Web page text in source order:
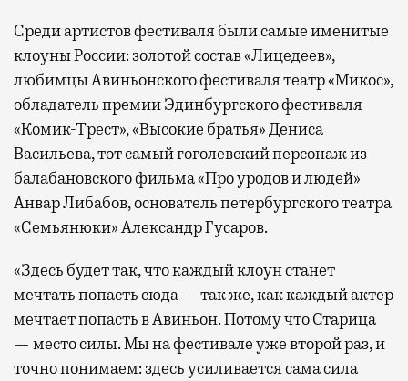
Среди артистов фестиваля были самые именитые
клоуны России: золотой состав «Лицедеев»,
любимцы Авиньонского фестиваля театр «Микос»,
обладатель премии Эдинбургского фестиваля
«Комик-Трест», «Высокие братья» Дениса
Васильева, тот самый гоголевский персонаж из
балабановского фильма «Про уродов и людей»
Анвар Либабов, основатель петербургского театра
«Семьянюки» Александр Гусаров.
«Здесь будет так, что каждый клоун станет
мечтать попасть сюда — так же, как каждый актер
мечтает попасть в Авиньон. Потому что Старица
— место силы. Мы на фестивале уже второй раз, и
точно понимаем: здесь усиливается сама сила